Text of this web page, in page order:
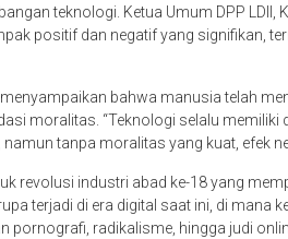
teknologi. Ketua Umum DPP
positif dan negatif yang signifikan,
bahwa manusia telah
moralitas. “Teknologi selalu memiliki
tanpa moralitas yang kuat, efek
revolusi industri abad ke-18 yang
terjadi di era digital saat ini, di mana
pornografi, radikalisme, hingga judi